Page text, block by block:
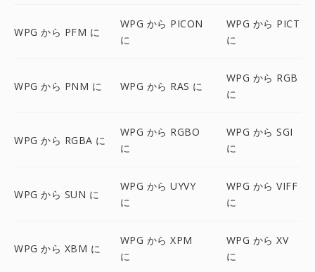
WPG から PFM に
WPG から PICON
に
WPG から PICT
に
WPG から PNM に WPG から RAS に
WPG から RGB
に
WPG から RGBA に
WPG から RGBO
に
WPG から SGI
に
WPG から SUN に
WPG から UYVY
に
WPG から VIFF
に
WPG から XBM に
WPG から XPM
に
WPG から XV
に